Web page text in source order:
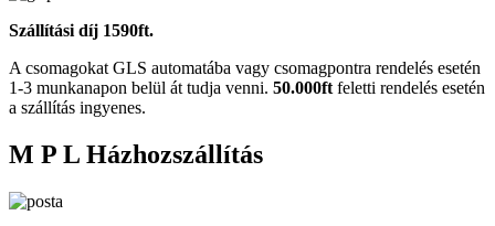
Szállítási díj 1590ft.
A csomagokat GLS automatába vagy csomagpontra rendelés esetén
1-3 munkanapon belül át tudja venni. 50.000ft feletti rendelés esetén
a szállítás ingyenes.
M P L Házhozszállítás